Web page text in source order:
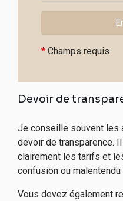
*Champs requis
Devoir de
Je conseille souvent les
devoir de transparence.
clairement les tarifs et
confusion ou
Vous devez également